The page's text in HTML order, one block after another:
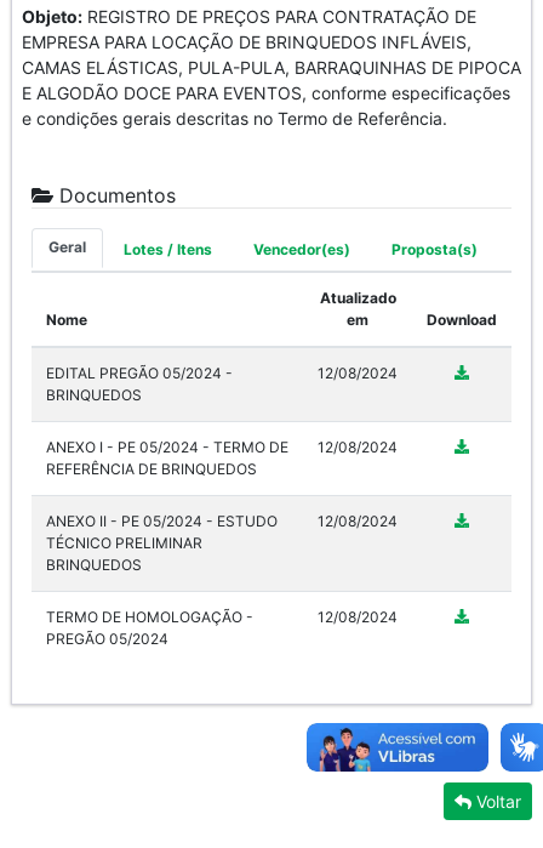
Objeto: REGISTRO DE PREÇOS PARA CONTRATAÇÃO DE
EMPRESA PARA LOCAÇÃO DE BRINQUEDOS INFLÁVEIS,
CAMAS ELÁSTICAS, PULA-PULA, BARRAQUINHAS DE PIPOCA
E ALGODÃO DOCE PARA EVENTOS, conforme especificações
e condições gerais descritas no Termo de Referência.
Documentos
Geral Lotes / Itens Vencedor(es) Proposta(s)
Nome
Atualizado
em
Download
EDITAL PREGÃO 05/2024 -
BRINQUEDOS
12/08/2024
ANEXO I - PE 05/2024 - TERMO DE
REFERÊNCIA DE BRINQUEDOS
12/08/2024
ANEXO II - PE 05/2024 - ESTUDO
TÉCNICO PRELIMINAR
BRINQUEDOS
12/08/2024
TERMO DE HOMOLOGAÇÃO -
PREGÃO 05/2024
12/08/2024
Voltar